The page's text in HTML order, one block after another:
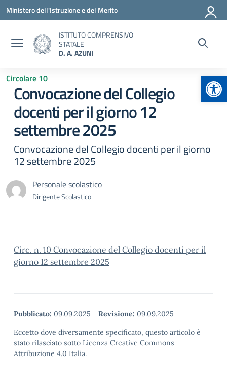
Vai ai contenuti
Vai al menu di navigazione
Vai al footer
Ministero dell'Istruzione e del Merito
ISTITUTO COMPRENSIVO
STATALE
D. A. AZUNI
Circolare 10
Convocazione del Collegio
docenti per il giorno 12
settembre 2025
Convocazione del Collegio docenti per il giorno
12 settembre 2025
Personale scolastico
Dirigente Scolastico
Circ. n. 10 Convocazione del Collegio docenti per il
giorno 12 settembre 2025
Pubblicato: 09.09.2025 - Revisione: 09.09.2025
Eccetto dove diversamente specificato, questo articolo è
stato rilasciato sotto Licenza Creative Commons
Attribuzione 4.0 Italia.